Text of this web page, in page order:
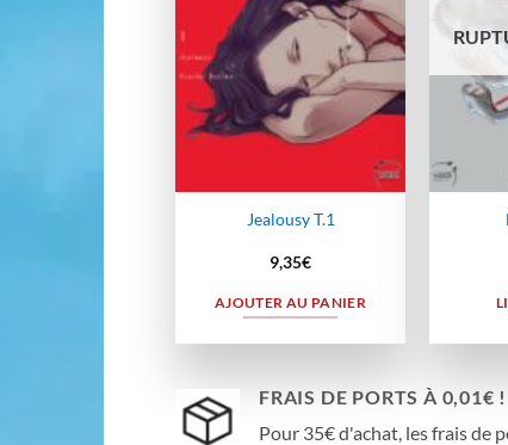
Jealousy T.1
9,35€
AJOUTER AU PANIER
FRAIS DE PORTS À 0,01€ !
Pour 35€ d'achat, les frais de